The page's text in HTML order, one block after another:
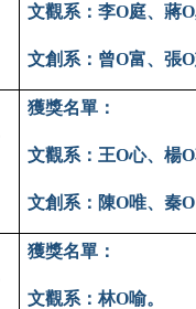
文觀系：李O庭、蔣O
文創系：曾O富、張O
獲獎名單：
文觀系：王O心、楊O
文創系：陳O唯、秦O
獲獎名單：
文觀系：林O喻。